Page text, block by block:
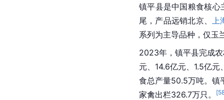
镇平县是中国粮食核心
尾，产品远销北京、
上
系列为主导品种，仅玉
2023年，镇平县完成
元、14.6亿元、1.5亿
食总产量50.5万吨。镇
家禽出栏326.7万只。
[